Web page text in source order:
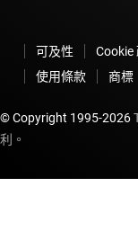
可及性 Cookie
使用條款
商標
© Copyright 1995-2026
利。